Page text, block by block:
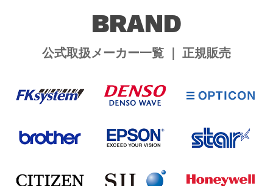
BRAND
公式取扱メーカー一覧 ｜ 正規販売